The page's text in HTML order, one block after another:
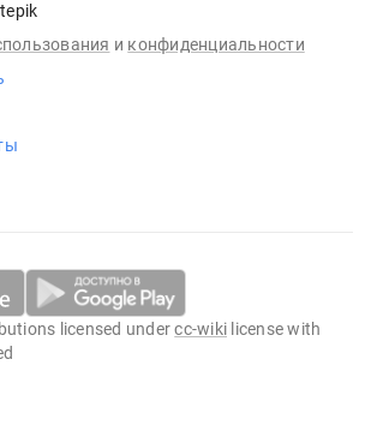
и конфиденциальности
licensed undercc-wiki license with